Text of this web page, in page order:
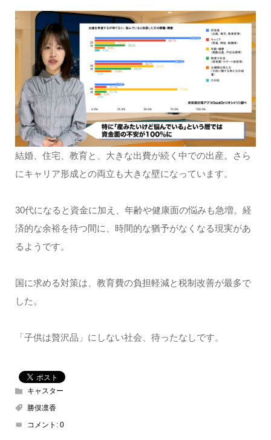
結婚、住宅、教育と、大きな出費が続く中での出産。さら
にキャリア形成との両立も大きな壁になっています。
30代になると資金に加え、年齢や健康面の悩みも急増。経
済的な余裕を待つ間に、時間的な猶予がなくなる現実があ
るようです。
国に求める対策は、教育費の負担軽減と税制改善が最多で
した。
「子供は贅沢品」にしない社会、待ったなしです。
キャスター
勝俣凛香
コメント: 0